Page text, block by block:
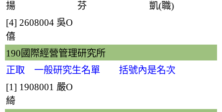
揚
芬
凱(職)
[4] 2608004 吳O
僖
190國際經營管理研究所
正取 一般研究生名單 括號內是名次
[1] 1908001 嚴O
綺